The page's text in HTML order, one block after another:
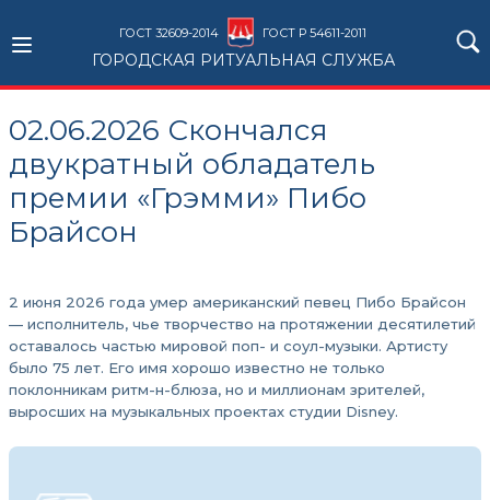
ГОСТ 32609-2014 ГОСТ Р 54611-2011
ГОРОДСКАЯ РИТУАЛЬНАЯ СЛУЖБА
02.06.2026 Скончался
двукратный обладатель
премии «Грэмми» Пибо
Брайсон
2 июня 2026 года умер американский певец Пибо Брайсон
— исполнитель, чье творчество на протяжении десятилетий
оставалось частью мировой поп- и соул-музыки. Артисту
было 75 лет. Его имя хорошо известно не только
поклонникам ритм-н-блюза, но и миллионам зрителей,
выросших на музыкальных проектах студии Disney.